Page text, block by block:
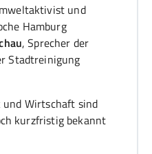
und
Hamburg
, Sprecher der
Stadtreinigung
und Wirtschaft sind
kurzfristig bekannt